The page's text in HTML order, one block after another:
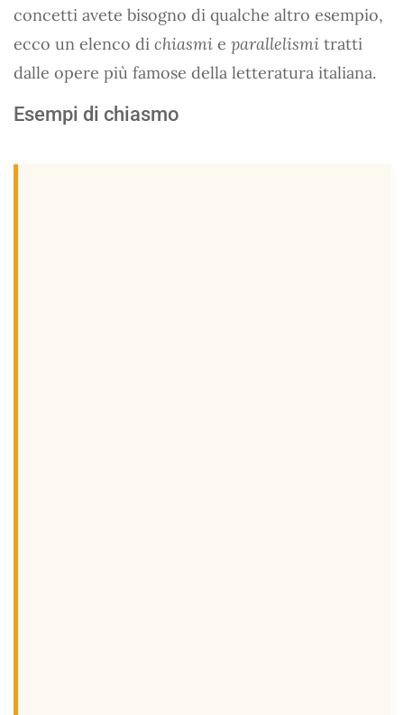
concetti avete bisogno di qualche altro esempio,
ecco un elenco di chiasmi e parallelismi tratti
dalle opere più famose della letteratura italiana.
Esempi di chiasmo